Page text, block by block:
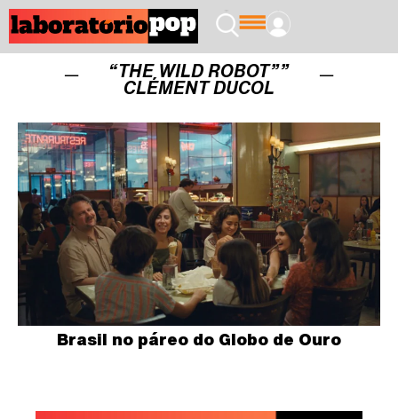
“THE WILD ROBOT””
CLÉMENT DUCOL
Brasil no páreo do Globo de Ouro